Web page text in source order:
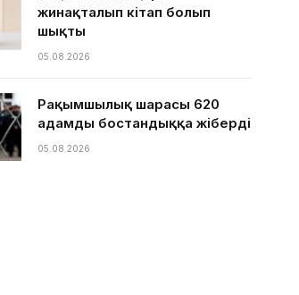
жинақталып кітап болып
шықты
05.08.2026
Рақымшылық шарасы 620
адамды бостандыққа жіберді
05.08.2026